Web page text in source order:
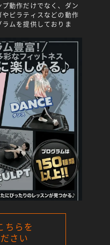
動作だけでなく、ダン
ピラティスなどの動作
ムを提供しておりま
ちらを
さい